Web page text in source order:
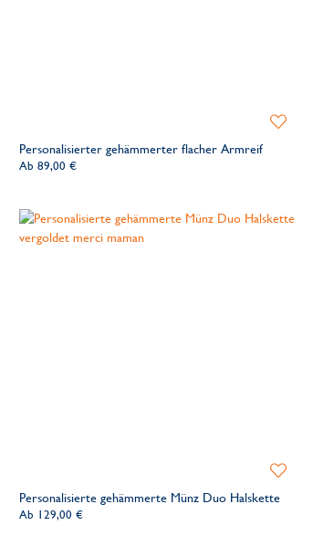
Personalisierter gehämmerter flacher Armreif
Ab 89,00 €
Zur
Personalisierte gehämmerte Münz Duo Halskette
Ab 129,00 €
Zur
hinzufügen